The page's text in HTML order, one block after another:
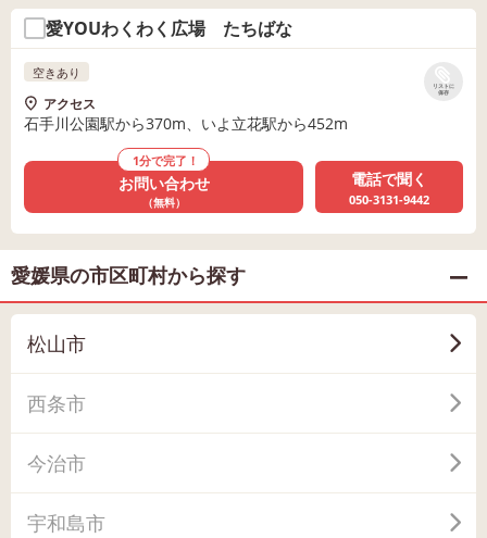
愛YOUわくわく広場 たちばな
リストに
保存
空きあり
アクセス
石手川公園駅から370m、いよ立花駅から452m
1分で完了！
お問い合わせ
（無料）
電話で聞く
050-3131-9442
愛媛県の市区町村から探す
松山市
西条市
今治市
宇和島市